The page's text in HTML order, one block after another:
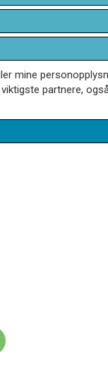
mine
partnere,